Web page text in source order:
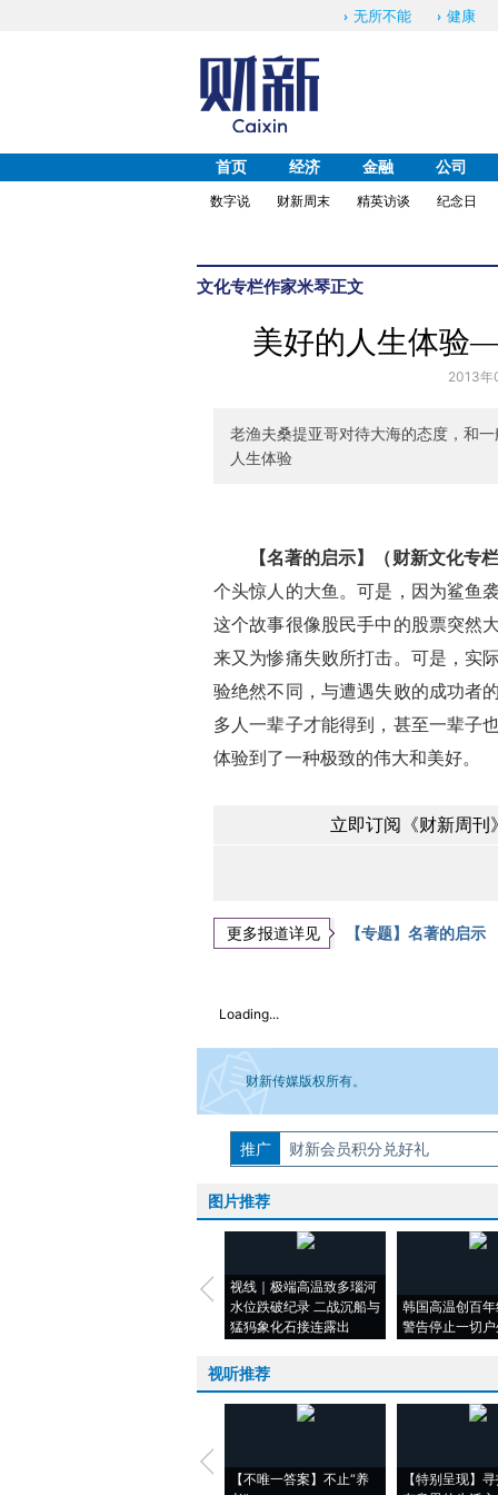
无所不能 健康
首页 经济 金融 公司
数字说
财新周末 精英访谈 纪念日
文化专栏作家米琴正文
美好的人生体验
2013年
老渔夫桑提亚哥对待大海的态度，和
人生体验
【名著的启示】（财新文化专
个头惊人的大鱼。可是，因为鲨鱼
这个故事很像股民手中的股票突然
来又为惨痛失败所打击。可是，实
验绝然不同，与遭遇失败的成功者
多人一辈子才能得到，甚至一辈子
体验到了一种极致的伟大和美好。
立即订阅《财新周刊
更多报道详见
【专题】名著的启示
Loading...
财新传媒版权所有。
如需刊登转载请点击右侧按钮，提交相关
推广 财新会员积分兑好礼
图片推荐
视线｜极端高温致多瑙河
水位跌破纪录 二战沉船与
猛犸象化石接连露出
韩国高温创百
警告停止一切
视听推荐
【不唯一答案】不止“养
【特别呈现】